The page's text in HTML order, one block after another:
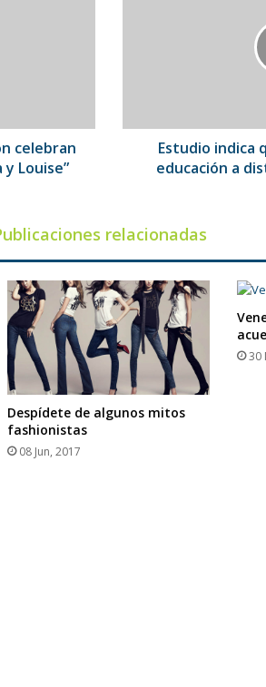
celebran
Louise”
no
progresanEstudio indica
educación a
relacionadas
Despídete de algunos mitos
fashionistas
08 Jun, 2017
30